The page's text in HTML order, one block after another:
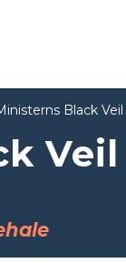
Black Veil
Veil